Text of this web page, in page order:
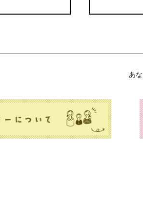
あ